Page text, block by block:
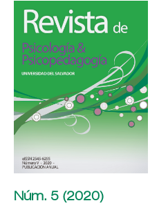
Núm. 5 (2020)